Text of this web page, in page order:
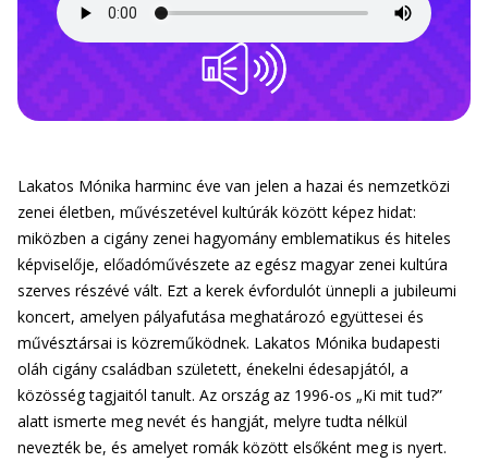
Lakatos Mónika harminc éve van jelen a hazai és nemzetközi
zenei életben, művészetével kultúrák között képez hidat:
miközben a cigány zenei hagyomány emblematikus és hiteles
képviselője, előadóművészete az egész magyar zenei kultúra
szerves részévé vált. Ezt a kerek évfordulót ünnepli a jubileumi
koncert, amelyen pályafutása meghatározó együttesei és
művésztársai is közreműködnek. Lakatos Mónika budapesti
oláh cigány családban született, énekelni édesapjától, a
közösség tagjaitól tanult. Az ország az 1996-os „Ki mit tud?”
alatt ismerte meg nevét és hangját, melyre tudta nélkül
nevezték be, és amelyet romák között elsőként meg is nyert.